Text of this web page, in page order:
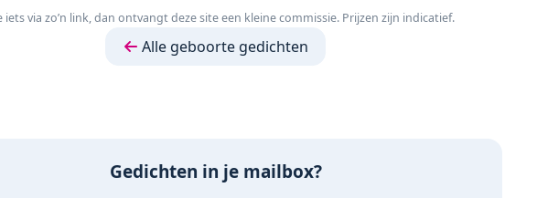
Speelmat Foam - 150 x
200 cm - Opvouwbaar -
Beige - Baby Speelgoed
100% Natuurlijk rubber -
In gerecyled
geschenkdoosje met
via zo’n link, dan ontvangt deze site een kleine commissie. Prijzen zijn indicatief.
Alle geboorte gedichten
Gedichten in je mailbox?